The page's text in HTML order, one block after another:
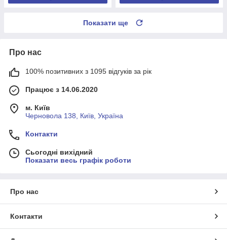
Показати ще
Про нас
100% позитивних з 1095 відгуків за рік
Працює з 14.06.2020
м. Київ
Черновола 138, Київ, Україна
Контакти
Сьогодні вихідний
Показати весь графік роботи
Про нас
Контакти